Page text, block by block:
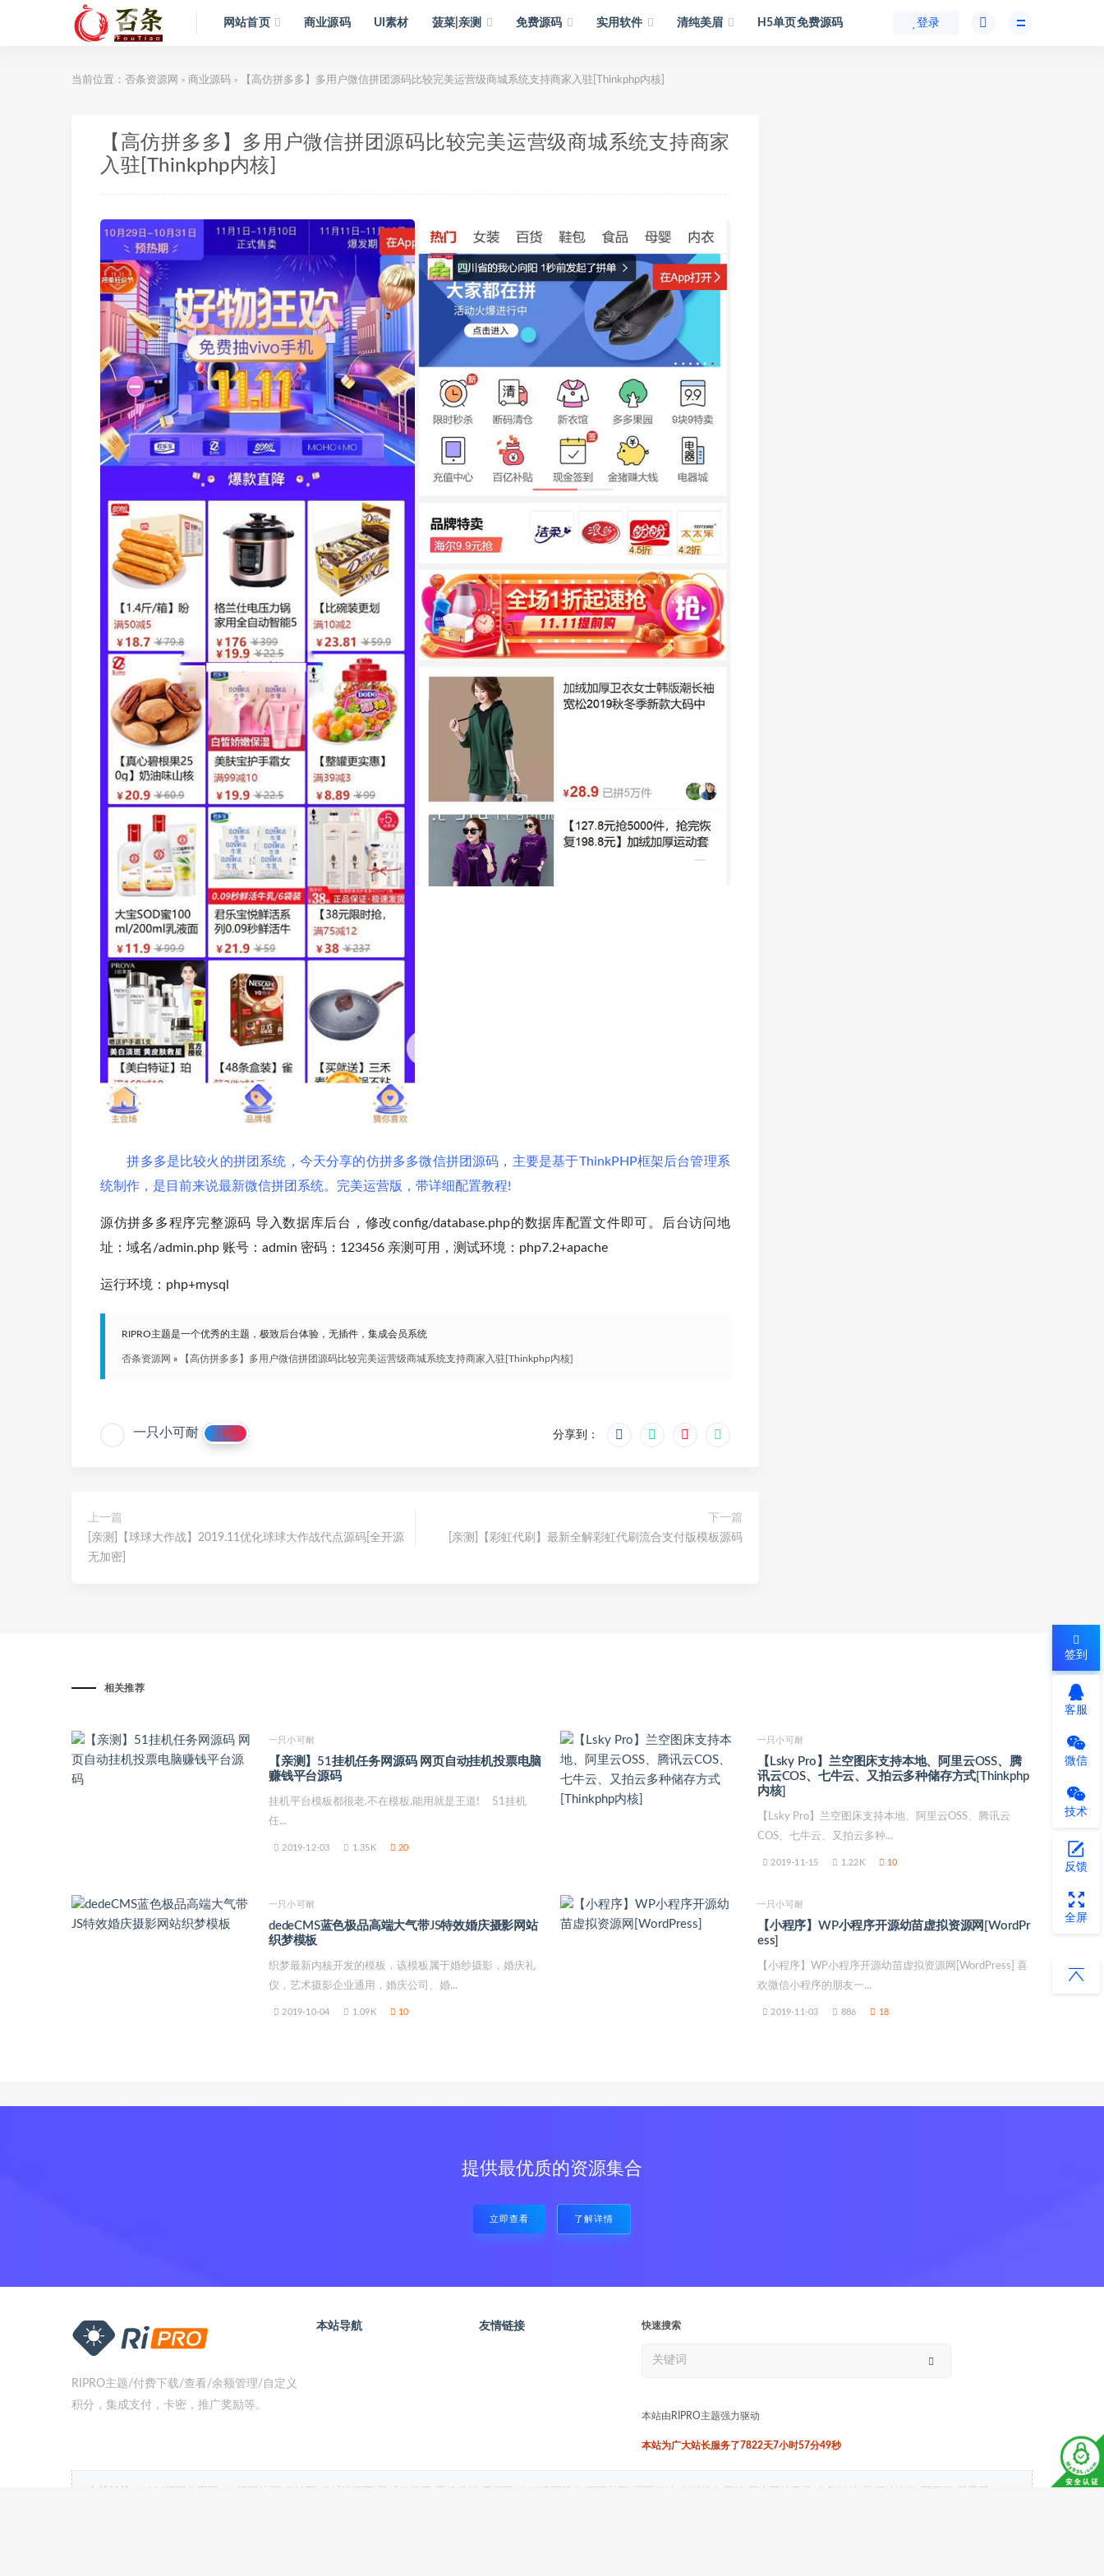
网站首页 商业源码 UI素材 菠菜|亲测 免费源码 实用软件 清纯美眉 H5单页免费源码 登录
当前位置： 否条资源网 > 商业源码 > 【高仿拼多多】多用户微信拼团源码比较完美运营级商城系统支持商家入驻[Thinkphp内核]
【高仿拼多多】多用户微信拼团源码比较完美运营级商城系统支持商家
入驻[Thinkphp内核]
拼多多是比较火的拼团系统，今天分享的仿拼多多微信拼团源码，主要是基于ThinkPHP框架后台管理系
统制作，是目前来说最新微信拼团系统。完美运营版，带详细配置教程!
源仿拼多多程序完整源码 导入数据库后台，修改config/database.php的数据库配置文件即可。后台访问地
址：域名/admin.php 账号：admin 密码：123456 亲测可用，测试环境：php7.2+apache
运行环境：php+mysql
RIPRO主题是一个优秀的主题，极致后台体验，无插件，集成会员系统
否条资源网 » 【高仿拼多多】多用户微信拼团源码比较完美运营级商城系统支持商家入驻[Thinkphp内核]
一只小可耐 VIP 分享到：
上一篇
[亲测]【球球大作战】2019.11优化球球大作战代点源码[全开源
无加密]
下一篇
[亲测]【彩虹代刷】最新全解彩虹代刷流合支付版模板源码
相关推荐
一只小可耐
【亲测】51挂机任务网源码 网页自动挂机投票电脑
赚钱平台源码
挂机平台模板都很老.不在模板,能用就是王道! 51挂机
任...
2019-12-03 1.35K 20
一只小可耐
【Lsky Pro】兰空图床支持本地、阿里云OSS、腾
讯云COS、七牛云、又拍云多种储存方式[Thinkphp
内核]
【Lsky Pro】兰空图床支持本地、阿里云OSS、腾讯云
COS、七牛云、又拍云多种...
2019-11-15 1.22K 10
一只小可耐
dedeCMS蓝色极品高端大气带JS特效婚庆摄影网站
织梦模板
织梦最新内核开发的模板，该模板属于婚纱摄影，婚庆礼
仪，艺术摄影企业通用，婚庆公司、婚...
2019-10-04 1.09K 10
一只小可耐
【小程序】WP小程序开源幼苗虚拟资源网[WordPr
ess]
【小程序】WP小程序开源幼苗虚拟资源网[WordPress] 喜
欢微信小程序的朋友一...
2019-11-03 886 18
提供最优质的资源集合
立即查看 了解详情
RIPRO主题/付费下载/查看/余额管理/自定义
积分，集成支付，卡密，推广奖励等。
本站导航 友情链接 快速搜索
本站由RIPRO主题强力驱动
本站为广大站长服务了7822天7小时57分50秒
签到
客服
微信
技术
反馈
全屏